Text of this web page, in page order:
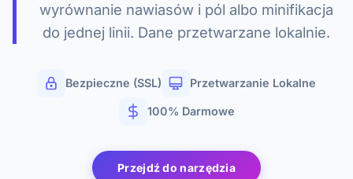
wyrównanie nawiasów i pól albo minifikacja
do jednej linii. Dane przetwarzane lokalnie.
Bezpieczne (SSL) Przetwarzanie Lokalne
100% Darmowe
Przejdź do narzędzia